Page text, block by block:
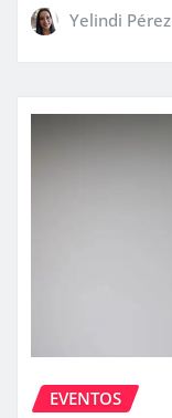
Yelindi Pérez
EVENTOS